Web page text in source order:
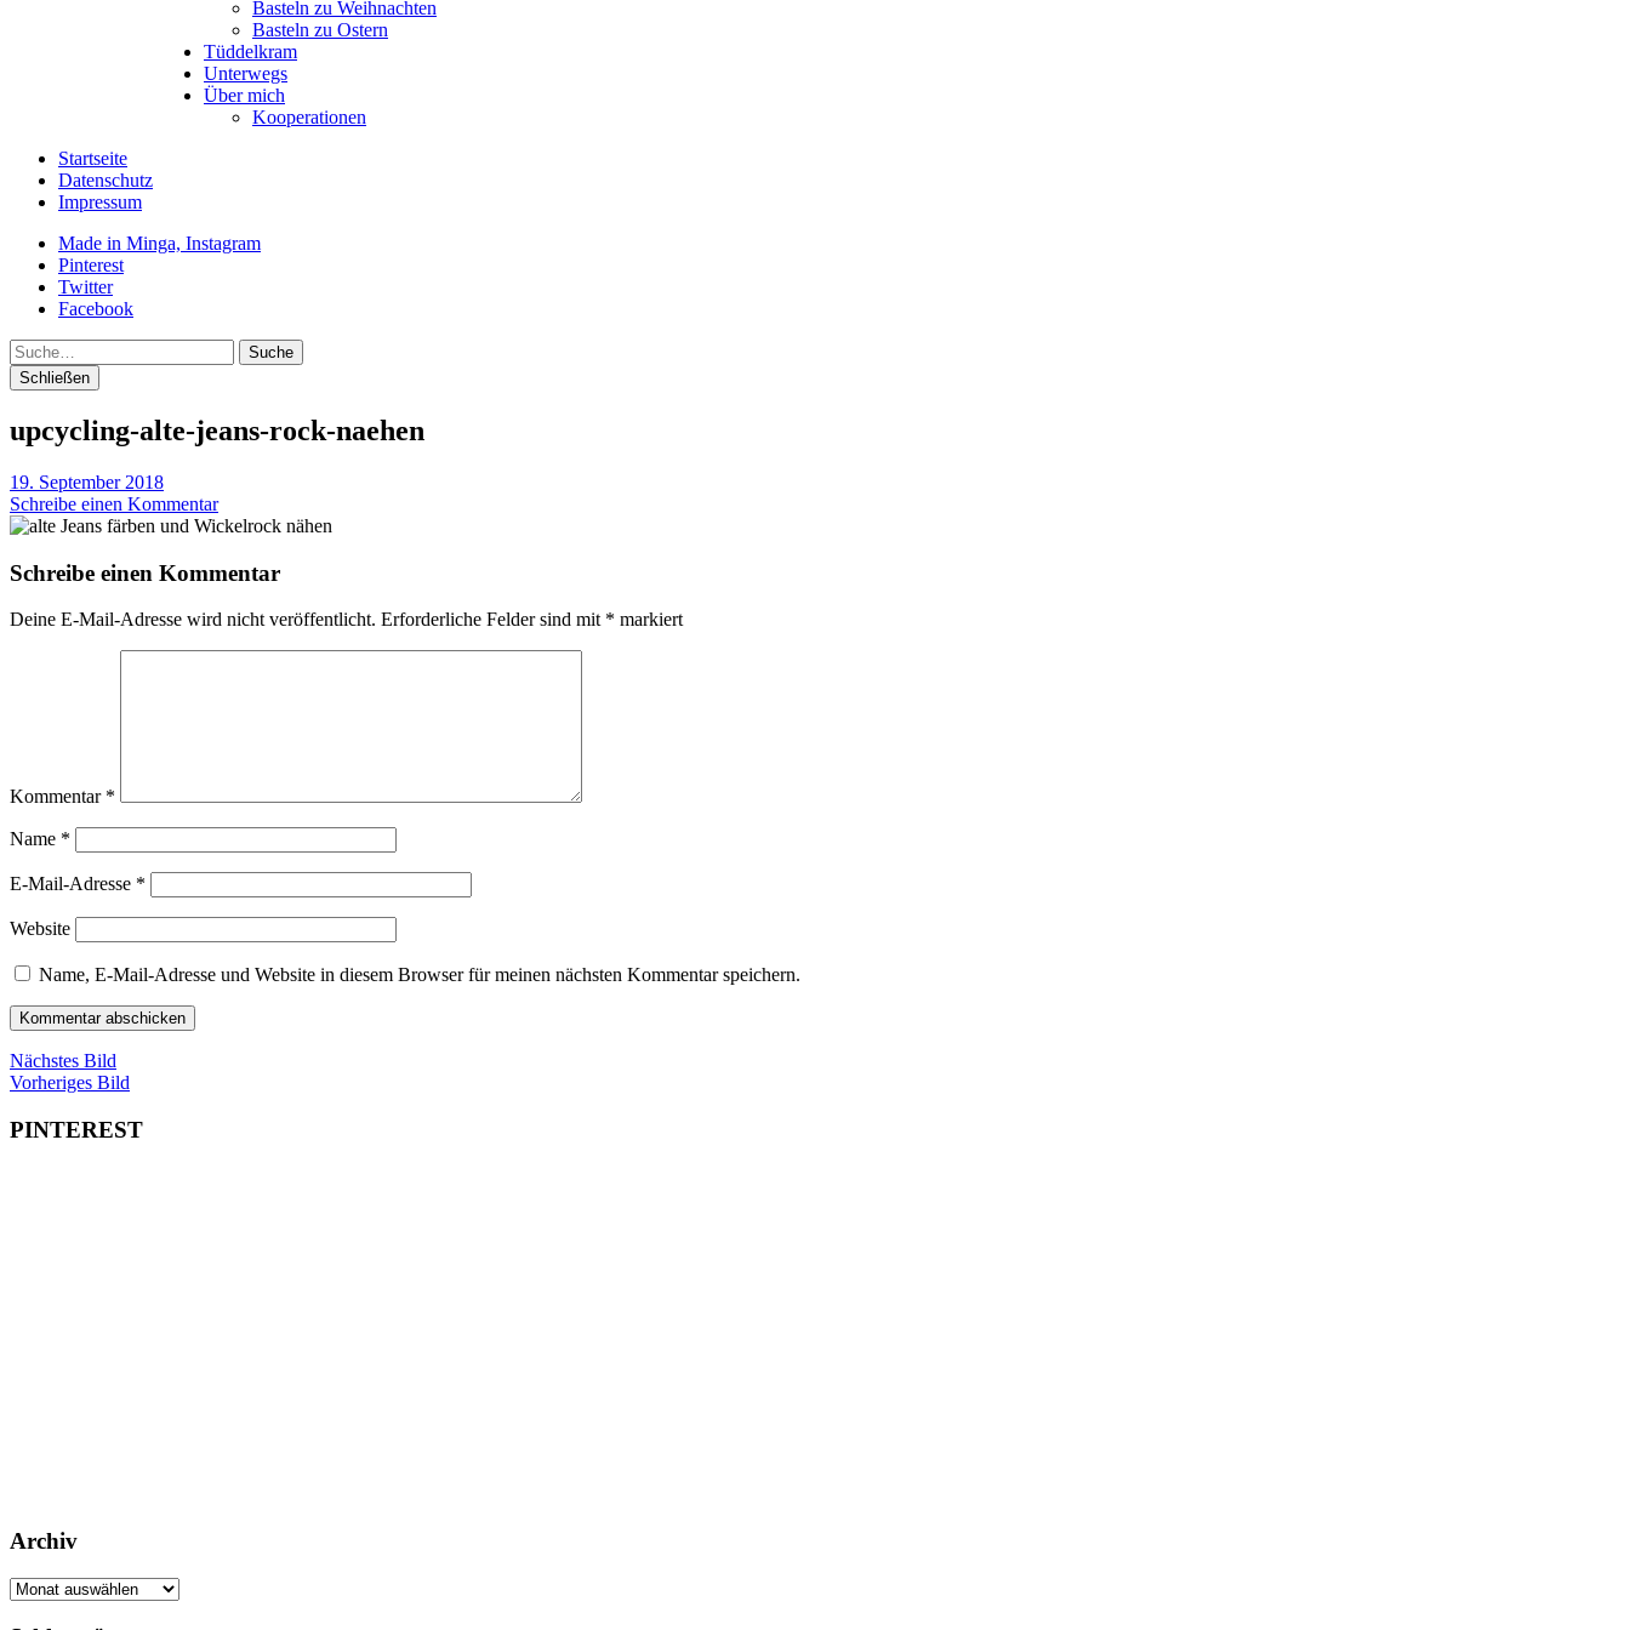
Basteln zu Weihnachten
Basteln zu Ostern
Tüddelkram
Unterwegs
Über mich
Kooperationen
Startseite
Datenschutz
Impressum
Made in Minga, Instagram
Pinterest
Twitter
Facebook
Suche
Schließen
upcycling-alte-jeans-rock-naehen
19. September 2018
Schreibe einen Kommentar
Schreibe einen Kommentar
Deine E-Mail-Adresse wird nicht veröffentlicht. Erforderliche Felder sind mit * markiert
Kommentar *
Name *
E-Mail-Adresse *
Website
Name, E-Mail-Adresse und Website in diesem Browser für meinen nächsten Kommentar speichern.
Nächstes Bild
Vorheriges Bild
PINTEREST
Archiv
Archiv